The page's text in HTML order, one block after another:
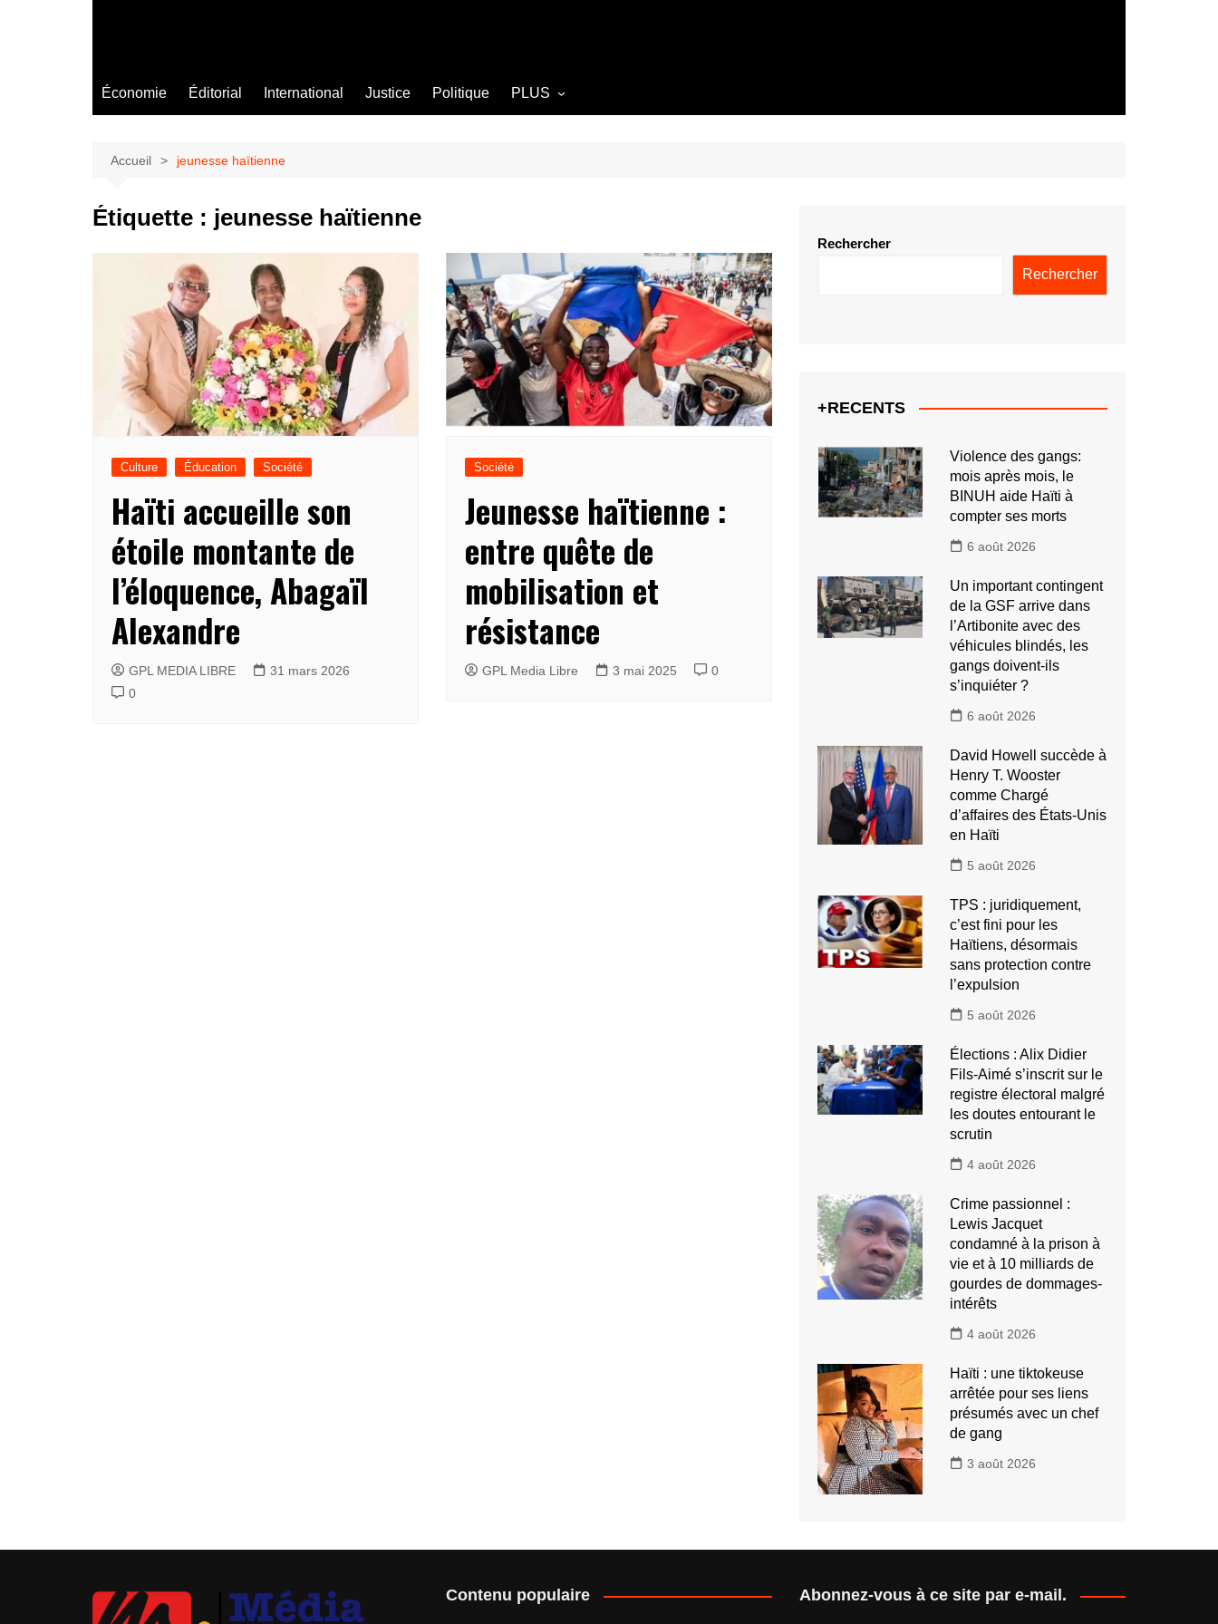
Économie Éditorial International Justice Politique PLUS
Agriculture
Littérature
Accueil jeunesse haïtienne
Étiquette : jeunesse haïtienne
Culture Éducation Société
Haïti accueille son
étoile montante de
l’éloquence, Abagaïl
Alexandre
GPL MEDIA LIBRE
31 mars 2026
0
Société
Jeunesse haïtienne :
entre quête de
mobilisation et
résistance
GPL Media Libre 3 mai 2025 0
Rechercher
Rechercher
+RECENTS
Violence des gangs:
mois après mois, le
BINUH aide Haïti à
compter ses morts
6 août 2026
Un important contingent
de la GSF arrive dans
l’Artibonite avec des
véhicules blindés, les
gangs doivent-ils
s’inquiéter ?
6 août 2026
David Howell succède à
Henry T. Wooster
comme Chargé
d’affaires des États-Unis
en Haïti
5 août 2026
TPS : juridiquement,
c’est fini pour les
Haïtiens, désormais
sans protection contre
l’expulsion
5 août 2026
Élections : Alix Didier
Fils-Aimé s’inscrit sur le
registre électoral malgré
les doutes entourant le
scrutin
4 août 2026
Crime passionnel :
Lewis Jacquet
condamné à la prison à
vie et à 10 milliards de
gourdes de dommages-
intérêts
4 août 2026
Haïti : une tiktokeuse
arrêtée pour ses liens
présumés avec un chef
de gang
3 août 2026
Contenu populaire Abonnez-vous à ce site par e-mail.